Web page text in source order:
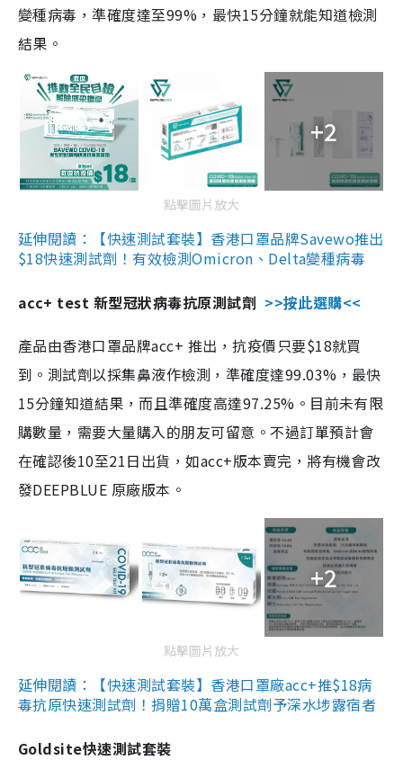
變種病毒，準確度達至99%，最快15分鐘就能知道檢測
結果。
+2
點擊圖片放大
延伸閱讀：【快速測試套裝】香港口罩品牌Savewo推出
$18快速測試劑！有效檢測Omicron、Delta變種病毒
acc+ test 新型冠狀病毒抗原測試劑 >>按此選購<<
產品由香港口罩品牌acc+ 推出，抗疫價只要$18就買
到。測試劑以採集鼻液作檢測，準確度達99.03%，最快
15分鐘知道結果，而且準確度高達97.25%。目前未有限
購數量，需要大量購入的朋友可留意。不過訂單預計會
在確認後10至21日出貨，如acc+版本賣完，將有機會改
發DEEPBLUE 原廠版本。
+2
點擊圖片放大
延伸閱讀：【快速測試套裝】香港口罩廠acc+推$18病
毒抗原快速測試劑！捐贈10萬盒測試劑予深水埗露宿者
Goldsite快速測試套裝